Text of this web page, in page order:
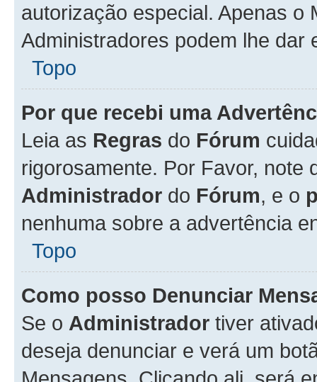
autorização especial. Apenas o
Administradores podem lhe
Topo
Por que recebi uma
Leia as Regras do Fórum
rigorosamente. Por Favor, note
Administrador do Fórum, e o
nenhuma sobre a advertência
Topo
Como posso Denunciar
Se o Administrador tiver
deseja denunciar e verá um